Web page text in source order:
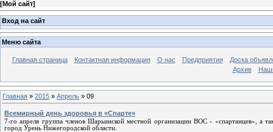
[Мой сайт]
Вход на сайт
Меню сайта
Главная страница Контактная информация О нас Предприятия
Доска
Архив
Главная » 2015 » Апрель » 09
Всемирный день здоровья в «Спарте»
7-го апреля группа членов Шарьинской местной организации ВОС - «спартанцев», а
город Урень Нижегородской области.